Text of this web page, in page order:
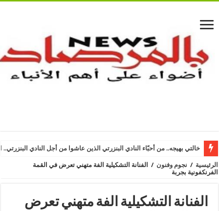
خالتي بهيجه.. من أحبّاء النادي البنزرتي الذين عاشوا من أجل النادي البنزرتي..
الرئيسية / نجوم وفنون /
الفنانة التشكيلية الفة متهني تعرض في القمة
الفرنكفونية بجربة
الفنانة التشكيلية الفة متهني تعرض